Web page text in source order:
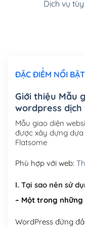
Cài đặt
Mua thêm Host +
Tên miền
Tên miền Việt
Hosting 2GB
Hosting 8GB
Dịch vụ
ĐẶC ĐIỂM NỔI BẬT
Giới thiệu Mẫu
wordpress dịch
Mẫu giao diện
được xây dựng
Flatsome
Phù hợp với web:
I. Tại sao nên sử
– Một trong những
WordPress đứng